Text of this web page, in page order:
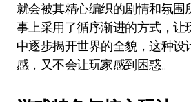
就会被其精心编织的剧情和氛围
事上采用了循序渐进的方式，让
中逐步揭开世界的全貌，这种设
感，又不会让玩家感到困惑。